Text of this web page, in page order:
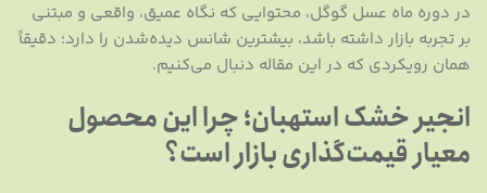
در دوره ماه عسل گوگل، محتوایی که نگاه عمیق، واقعی و مبتنی
بر تجربه بازار داشته باشد، بیشترین شانس دیده‌شدن را دارد؛ دقیقاً
همان رویکردی که در این مقاله دنبال می‌کنیم.
انجیر خشک استهبان؛ چرا این محصول
معیار قیمت‌گذاری بازار است؟